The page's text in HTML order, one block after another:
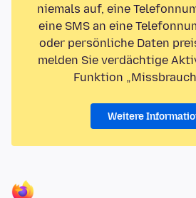
niemals auf, eine
eine SMS an eine
oder persönliche Daten
melden Sie verdächtige
Funktion „Missbrauch
Weitere